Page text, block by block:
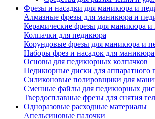
Фрезы и насадки для маникюра и
Алмазные фрезы для маникюра и
Керамические фрезы для маникюра и
Колпачки для педикюра
Корундовые фрезы для маникюра и
Наборы фрез и насадок для
Основы для педикюрных колпачков
Педикюрные диски для аппаратного
Силиконовые полировщики для
Сменные файлы для педикюрных
Твердосплавные фрезы для снятия
Одноразовые расходные материалы
Апельсиновые палочки